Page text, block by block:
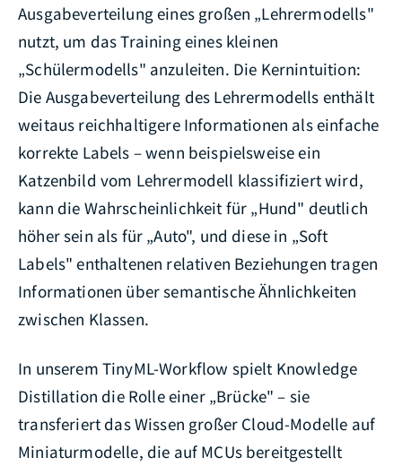
Ausgabeverteilung eines großen „Lehrermodells"
nutzt, um das Training eines kleinen
„Schülermodells" anzuleiten. Die Kernintuition:
Die Ausgabeverteilung des Lehrermodells enthält
weitaus reichhaltigere Informationen als einfache
korrekte Labels – wenn beispielsweise ein
Katzenbild vom Lehrermodell klassifiziert wird,
kann die Wahrscheinlichkeit für „Hund" deutlich
höher sein als für „Auto", und diese in „Soft
Labels" enthaltenen relativen Beziehungen tragen
Informationen über semantische Ähnlichkeiten
zwischen Klassen.
In unserem TinyML-Workflow spielt Knowledge
Distillation die Rolle einer „Brücke" – sie
transferiert das Wissen großer Cloud-Modelle auf
Miniaturmodelle, die auf MCUs bereitgestellt